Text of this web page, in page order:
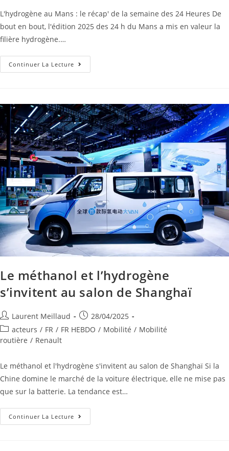
L'hydrogène au Mans : le récap' de la semaine des 24 Heures De
bout en bout, l'édition 2025 des 24 h du Mans a mis en valeur la
filière hydrogène.…
Continuer La Lecture
Le méthanol et l’hydrogène
s’invitent au salon de Shanghaï
Laurent Meillaud
28/04/2025
acteurs / FR / FR HEBDO / Mobilité / Mobilité
routière / Renault
Le méthanol et l'hydrogène s'invitent au salon de Shanghaï Si la
Chine domine le marché de la voiture électrique, elle ne mise pas
que sur la batterie. La tendance est…
Continuer La Lecture